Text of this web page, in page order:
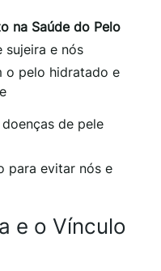
na Saúde do Pelo
sujeira e nós
o pelo hidratado e
doenças de pele
para evitar nós e
e o Vínculo